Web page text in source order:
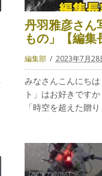
丹羽雅彦さん
もの」【編集
編集部 2023年7月28
みなさんこんにち
ト」はお好きです
「時空を超えた贈